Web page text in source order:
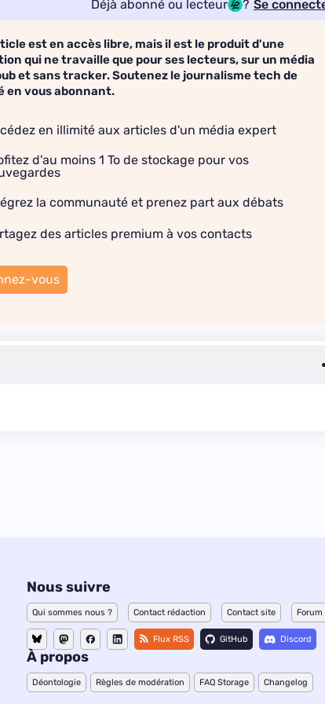
Déjà abonné ou lecteur ? Se
est en accès libre, mais il est le produit d'une
qui ne travaille que pour ses lecteurs, sur un média
et sans tracker. Soutenez le journalisme tech de
en vous abonnant.
en illimité aux articles d'un média expert
d'au moins 1 To de stockage pour vos
la communauté et prenez part aux débats
des articles premium à vos contacts
vous
Nous suivre
Qui sommes nous ? Contact rédaction Contact site Forum
Flux RSS GitHub Discord
À propos
Déontologie Règles de modération FAQ Storage Changelog